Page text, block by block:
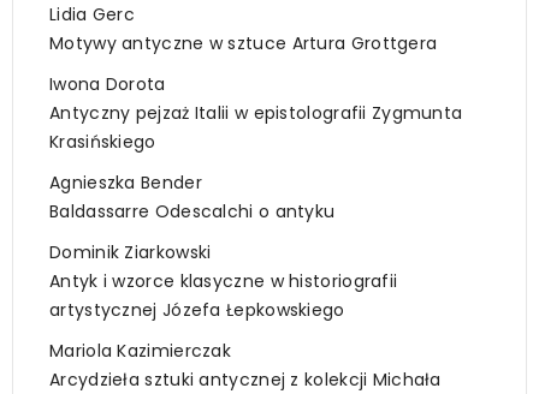
Lidia Gerc
Motywy antyczne w sztuce Artura Grottgera
Iwona Dorota
Antyczny pejzaż Italii w epistolografii Zygmunta
Krasińskiego
Agnieszka Bender
Baldassarre Odescalchi o antyku
Dominik Ziarkowski
Antyk i wzorce klasyczne w historiografii
artystycznej Józefa Łepkowskiego
Mariola Kazimierczak
Arcydzieła sztuki antycznej z kolekcji Michała